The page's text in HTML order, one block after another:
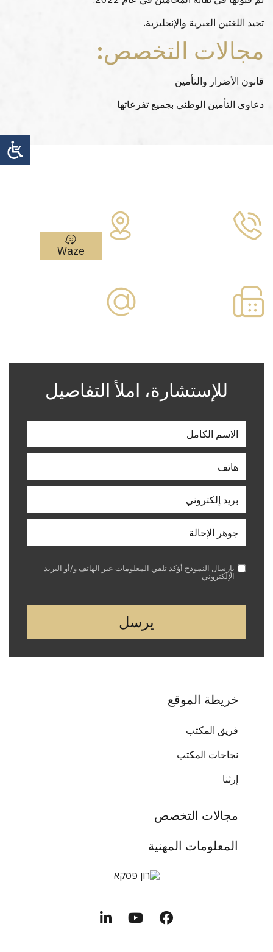
تجيد اللغتين العبرية والإنجليزية.
مجالات التخصص:
قانون الأضرار والتأمين
دعاوى التأمين الوطني بجميع تفرعاتها
Waze
للإستشارة، املأ التفاصيل
بإرسال النموذج أؤكد تلقي المعلومات عبر الهاتف و/أو البريد
الإلكتروني
خريطة الموقع
فريق المكتب
نجاحات المكتب
إرثنا
مجالات التخصص
المعلومات المهنية